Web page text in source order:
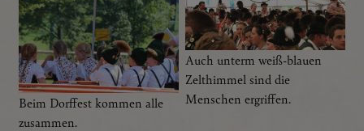
Beim Dorffest kommen alle
zusammen.
Auch unterm weiß-blauen
Zelthimmel sind die
Menschen ergriffen.